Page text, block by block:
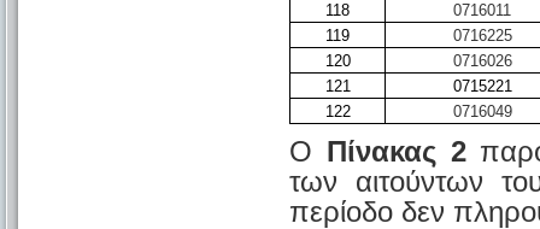
118
0716011
119
0716225
120
0716026
121
0715221
122
0716049
Ο Πίνακας 2
των αιτούντων
περίοδο δεν